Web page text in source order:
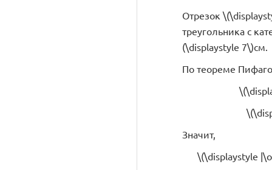
Отрезок
треугольника с
(\displaystyle 7\)см.
По теореме
Значит,
\(\displaystyle